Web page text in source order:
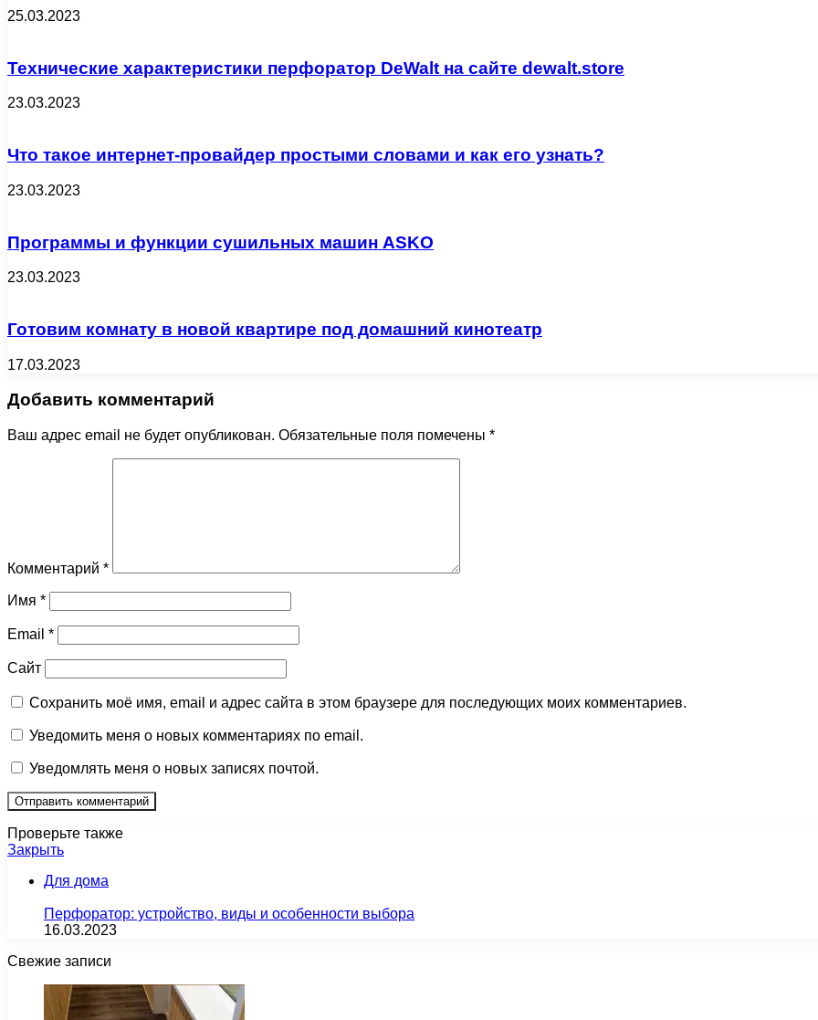
25.03.2023
Технические характеристики перфоратор DeWalt на сайте dewalt.store
23.03.2023
Что такое интернет-провайдер простыми словами и как его узнать?
23.03.2023
Программы и функции сушильных машин ASKO
23.03.2023
Готовим комнату в новой квартире под домашний кинотеатр
17.03.2023
Добавить комментарий
Ваш адрес email не будет опубликован. Обязательные поля помечены *
Комментарий *
Имя *
Email *
Сайт
Сохранить моё имя, email и адрес сайта в этом браузере для последующих моих комментариев.
Уведомить меня о новых комментариях по email.
Уведомлять меня о новых записях почтой.
Проверьте также
Закрыть
Для дома
Перфоратор: устройство, виды и особенности выбора
16.03.2023
Свежие записи